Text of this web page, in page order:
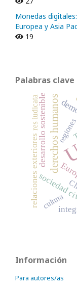
Monedas
Europea y Asia
19
Palabras clave
derechos humanos
desarrollo sostenible
relaciones exteriores cultura
res iudicata
Información
Para autores/as